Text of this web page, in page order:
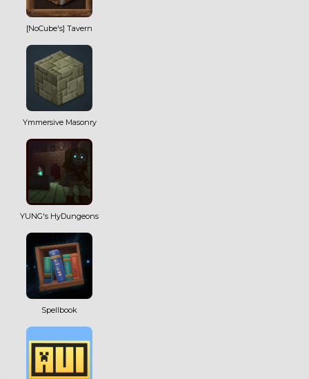
[NoCube's] Tavern
Ymmersive Masonry
YUNG's HyDungeons
Spellbook